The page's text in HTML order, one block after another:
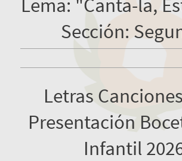
Sección:
Letras
Presentación
Infantil